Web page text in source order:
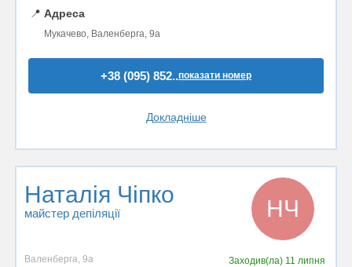
📍 Адреса
Мукачево, Валенберга, 9а
+38 (095) 852..показати номер
Докладніше
Наталія Чіпко
майстер депіляції НЧ
Валенберга, 9а Заходив(ла) 11 липня